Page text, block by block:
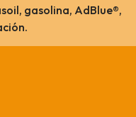
gasolina, AdBlue®,